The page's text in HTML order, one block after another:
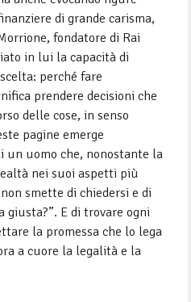
di grande carisma,
fondatore di Rai
in lui la capacità di
perché fare
prendere decisioni che
delle cose, in senso
pagine emerge
un uomo che, nonostante la
nei suoi aspetti più
smette di chiedersi e di
giusta?”. E di trovare ogni
la promessa che lo lega
a cuore la legalità e la